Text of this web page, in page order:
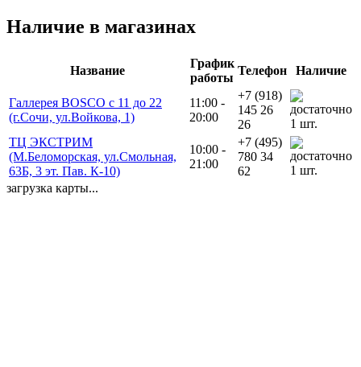
Наличие в магазинах
Название
График
работы
Телефон Наличие
Галлерея BOSCO с 11 до 22
(г.Сочи, ул.Войкова, 1)
11:00 -
20:00
+7 (918)
145 26
26
1 шт.
ТЦ ЭКСТРИМ
(М.Беломорская, ул.Смольная,
63Б, 3 эт. Пав. К-10)
10:00 -
21:00
+7 (495)
780 34
62
1 шт.
загрузка карты...